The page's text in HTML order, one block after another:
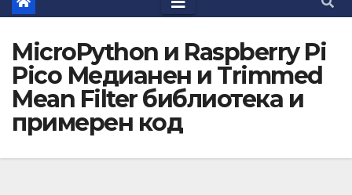
MicroPython и Raspberry Pi
Pico Медианен и Trimmed
Mean Filter библиотека и
примерен код